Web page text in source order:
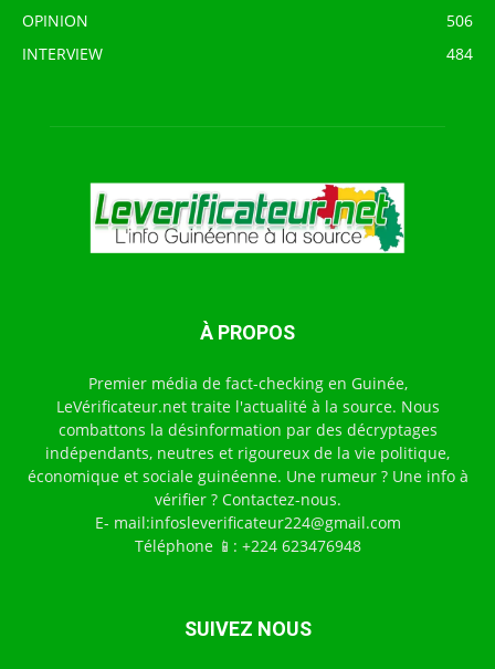
OPINION
506
INTERVIEW
484
À PROPOS
Premier média de fact-checking en Guinée,
LeVérificateur.net traite l'actualité à la source. Nous
combattons la désinformation par des décryptages
indépendants, neutres et rigoureux de la vie politique,
économique et sociale guinéenne. Une rumeur ? Une info à
vérifier ? Contactez-nous.
E- mail:infosleverificateur224@gmail.com
Téléphone 📱: +224 623476948
SUIVEZ NOUS